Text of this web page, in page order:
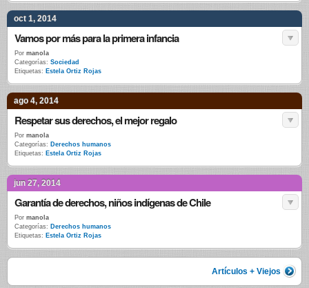
oct 1, 2014
Vamos por más para la primera infancia
Por manola
Categorías: Sociedad
Etiquetas: Estela Ortiz Rojas
ago 4, 2014
Respetar sus derechos, el mejor regalo
Por manola
Categorías: Derechos humanos
Etiquetas: Estela Ortiz Rojas
jun 27, 2014
Garantía de derechos, niños indígenas de Chile
Por manola
Categorías: Derechos humanos
Etiquetas: Estela Ortiz Rojas
Artículos + Viejos